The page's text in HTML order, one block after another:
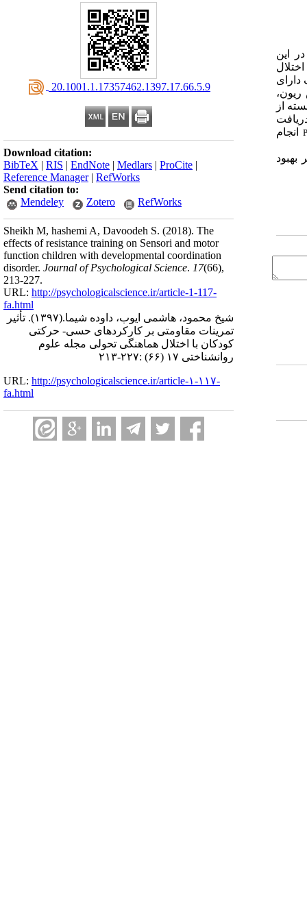
‎ 20.1001.1.17357462.1397.17.66.5.9
Download citation:
BibTeX | RIS | EndNote | Medlars | ProCite |
Reference Manager| RefWorks
Send citation to:
Mendeley
Zotero RefWorks
Sheikh M, hashemi A, Davoodeh S. (2018). The
effects of resistance training on Sensori and motor
function children with developmental coordination
disorder. Journal of Psychological Science. 17(66),
213-227.
URL: http://psychologicalscience.ir/article-1-117-
fa.html
شیخ محمود، هاشمی ایوب، داوده شیما.(۱۳۹۷).
تأثیر
تمرینات مقاومتی بر کارکردهای حسی- حرکتی
کودکان با اختلال هماهنگی تحولی مجله علوم
روانشناختی ۱۷ (۶۶) :۲۲۷-۲۱۳
URL: http://psychologicalscience.ir/article-۱-۱۱۷-
fa.html
این
اختلال
دارای
از
P انجام
بهبود